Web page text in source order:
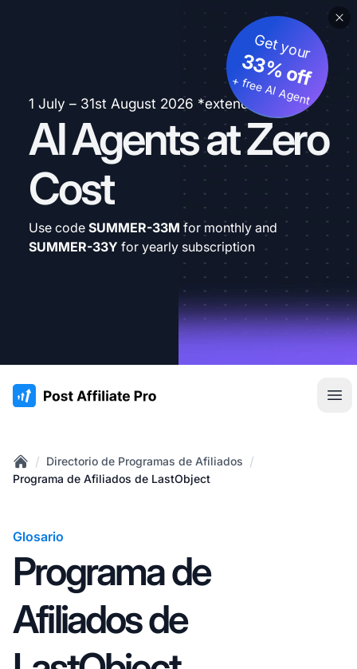
1 July – 31st August 2026 *extended
AI Agents at Zero
Cost
Get your
33% off
+ free AI Agent
Use code SUMMER-33M for monthly and
SUMMER-33Y for yearly subscription
:site.title
Home
/ Directorio de Programas de Afiliados /
Programa de Afiliados de LastObject
Glosario
Programa de
Afiliados de